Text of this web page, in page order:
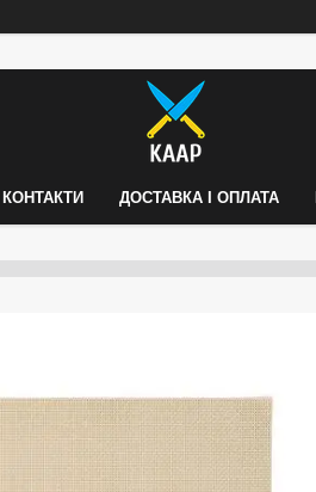
КОНТАКТИ ДОСТАВКА І ОПЛАТА